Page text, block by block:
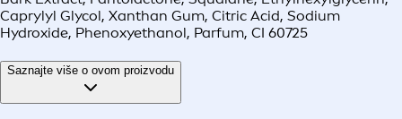
Caprylyl Glycol, Xanthan Gum, Citric Acid, Sodium
Hydroxide, Phenoxyethanol, Parfum, CI 60725
Saznajte više o ovom proizvodu